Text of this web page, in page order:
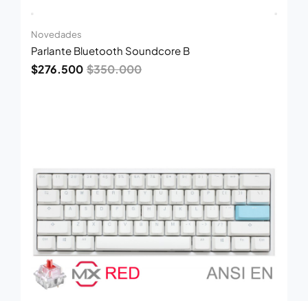
Novedades
Parlante Bluetooth Soundcore B
$350.000
$276.500